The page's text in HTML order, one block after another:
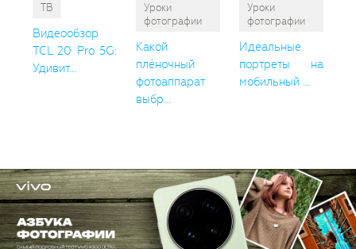
ТВ
Видеообзор
TCL 20 Pro 5G:
Удивит...
Уроки
фотографии
Какой
плёночный
фотоаппарат
выбр...
Уроки
фотографии
Идеальные
портреты на
мобильный ...